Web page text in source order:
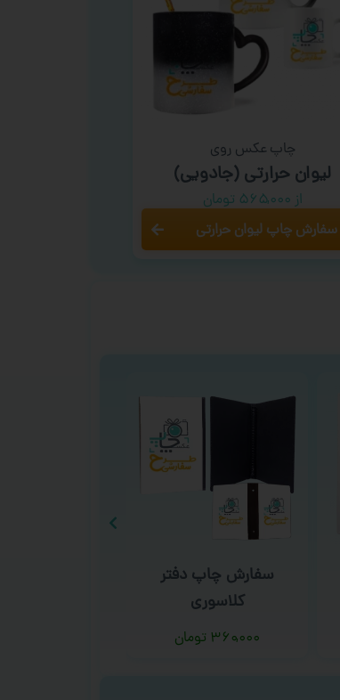
چاپ عکس روی
لیوان حرارتی (جادویی)
از ۵۶۵,۰۰۰ تومان
سفارش چاپ لیوان حرارتی
سفارش چاپ دفتر سیمی
۳۶۰,۰۰۰تومان